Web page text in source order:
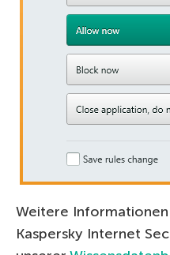
Weitere
Kaspersky Internet